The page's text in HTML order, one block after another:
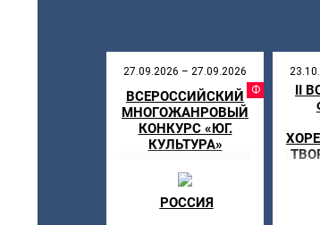
27.09.2026 – 27.09.2026
ВСЕРОССИЙСКИЙ
МНОГОЖАНРОВЫЙ
КОНКУРС «ЮГ.
КУЛЬТУРА»
РОССИЯ
II